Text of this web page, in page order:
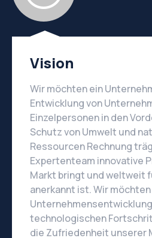
Vision
Wir möchten ein
Entwicklung von
Einzelpersonen in den
Schutz von Umwelt und
Ressourcen Rechnung
Expertenteam innovative
Markt bringt und weltweit
anerkannt ist. Wir
technologischen
die Zufriedenheit unserer